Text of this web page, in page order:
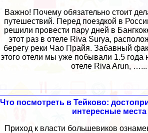
Важно! Почему обязательно стоит
путешествий. Перед поездкой в
решили провести пару дней в
этот раз в отеле Riva Surya,
берегу реки Чао Прайя. Забавный
этого отели мы уже побывали 1.5 года
отеле Riva Arun, …...
Что посмотреть в Тейково:
интересные места
Приход к власти большевиков